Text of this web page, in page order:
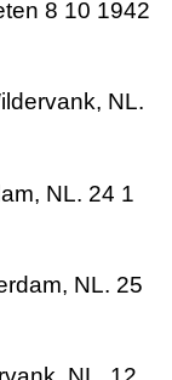
8 10 1942
NL.
NL. 24 1
NL. 25